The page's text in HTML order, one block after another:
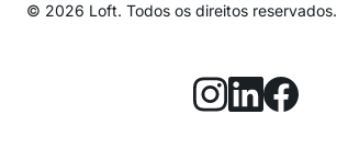
© 2026 Loft. Todos os direitos reservados.